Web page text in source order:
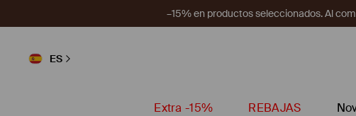
–15% en productos seleccionados. Al
ES
Extra -15% REBAJAS